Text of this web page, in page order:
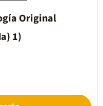
Original
1)